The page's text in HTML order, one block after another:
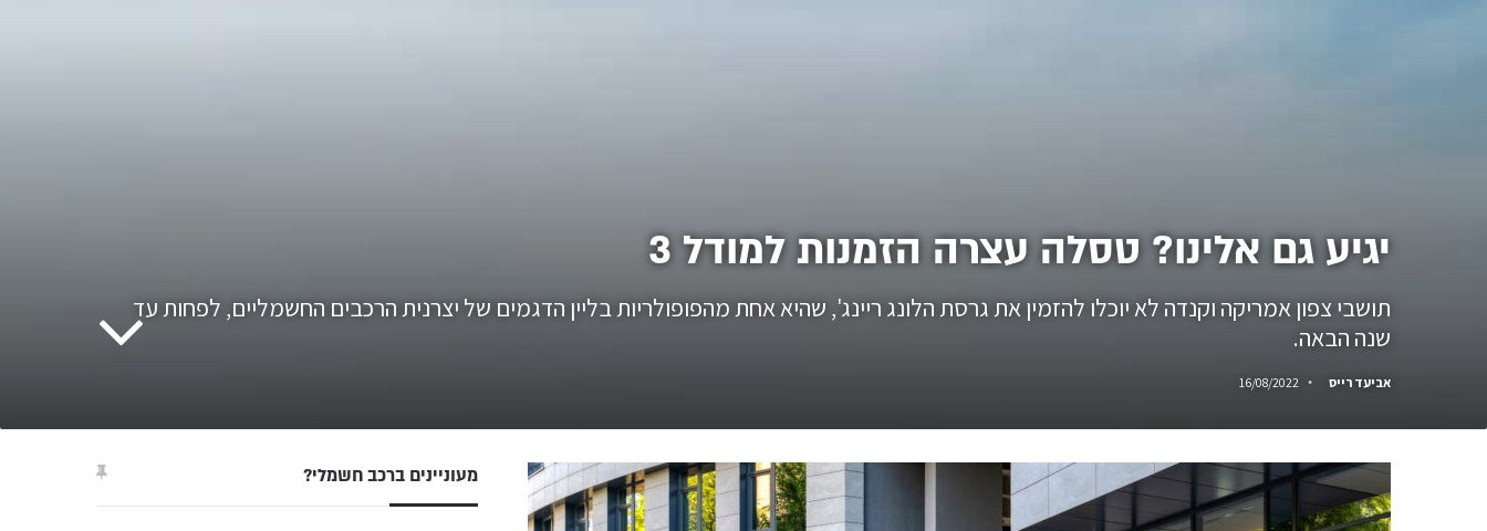
יגיע גם אלינו? טסלה עצרה הזמנות למודל 3
תושבי צפון אמריקה וקנדה לא יוכלו להזמין את גרסת הלונג ריינג', שהיא אחת מהפופולריות בליין הדגמים של יצרנית הרכבים החשמליים, לפחות עד
שנה הבאה.
אביעד רייס 16/08/2022
מעוניינים ברכב חשמלי?